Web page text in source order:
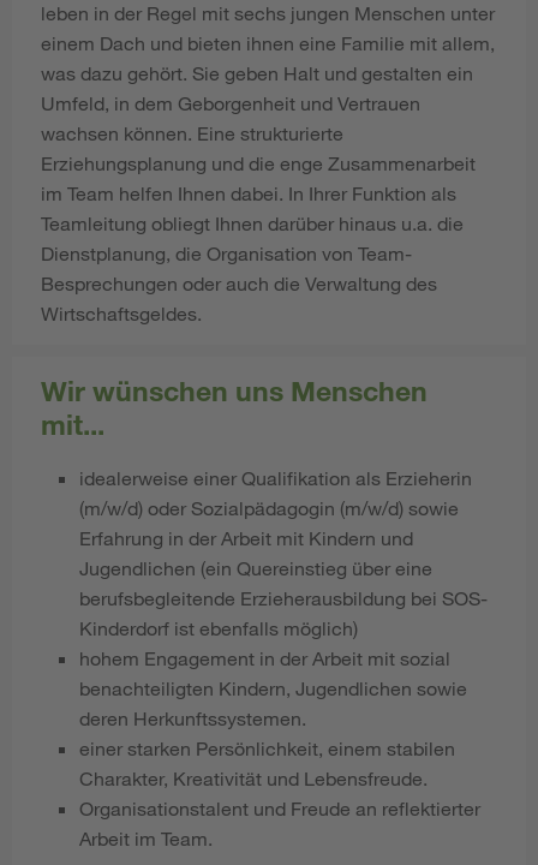
leben in der Regel mit sechs jungen Menschen unter
einem Dach und bieten ihnen eine Familie mit allem,
was dazu gehört. Sie geben Halt und gestalten ein
Umfeld, in dem Geborgenheit und Vertrauen
wachsen können. Eine strukturierte
Erziehungsplanung und die enge Zusammenarbeit
im Team helfen Ihnen dabei. In Ihrer Funktion als
Teamleitung obliegt Ihnen darüber hinaus u.a. die
Dienstplanung, die Organisation von Team-
Besprechungen oder auch die Verwaltung des
Wirtschaftsgeldes.
Wir wünschen uns Menschen
mit...
idealerweise einer Qualifikation als Erzieherin
(m/w/d) oder Sozialpädagogin (m/w/d) sowie
Erfahrung in der Arbeit mit Kindern und
Jugendlichen (ein Quereinstieg über eine
berufsbegleitende Erzieherausbildung bei SOS-
Kinderdorf ist ebenfalls möglich)
hohem Engagement in der Arbeit mit sozial
benachteiligten Kindern, Jugendlichen sowie
deren Herkunftssystemen.
​​​​​​einer starken Persönlichkeit, einem stabilen
Charakter, Kreativität und Lebensfreude.
Organisationstalent und Freude an reflektierter
Arbeit im Team.